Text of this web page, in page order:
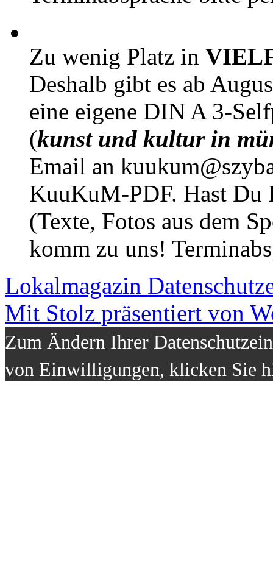
Zu wenig Platz in
Deshalb gibt es ab
eine eigene DIN A 3-
(kunst und kultur in
Email an
KuuKuM-PDF. Hast Du
(Texte, Fotos aus dem
komm zu uns!
Lokalmagazin
Mit Stolz präsentiert von
Zum Ändern Ihrer
von Einwilligungen, klicken Sie